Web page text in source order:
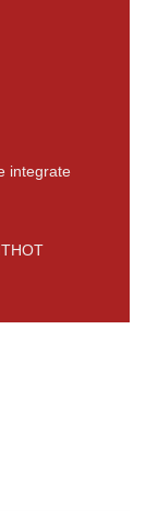
integrate